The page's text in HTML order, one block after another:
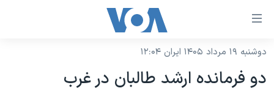
لینکهای
دسترسی
جهش
دوشنبه ۱۹ مرداد ۱۴۰۵ ایران ۱۲:۰۴
دو فرمانده ارشد طالبان در غرب